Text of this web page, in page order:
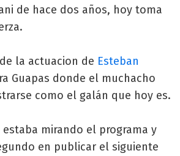
de hace dos años, hoy toma
la actuacion de Esteban
Guapas donde el muchacho
como el galán que hoy es.
estaba mirando el programa y
en publicar el siguiente